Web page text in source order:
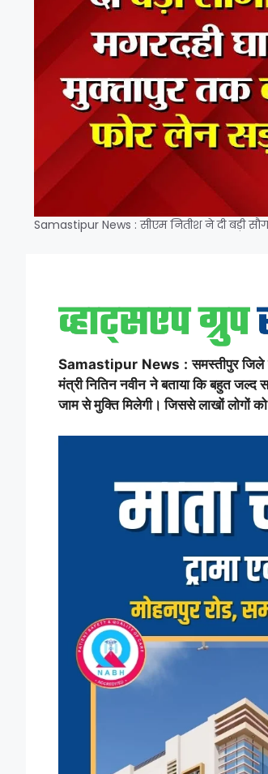
Samastipur News : सीएम नितीश ने दी बड़ी
Samastipur News : समस्तीपुर जिले में
मंत्री नितिन नवीन ने बताया कि बहुत
जाम से मुक्ति मिलेगी। जिससे लाखों लोगों को